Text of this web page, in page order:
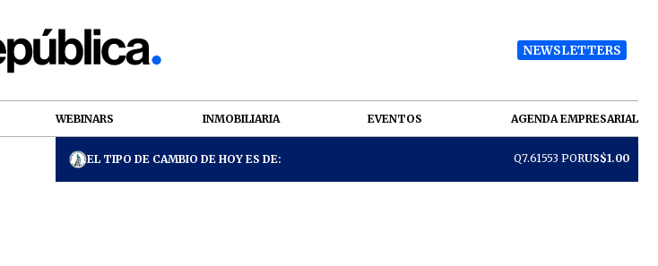
NEWSLETTERS
WEBINARS INMOBILIARIA EVENTOS AGENDA EMPRESARIAL
EL TIPO DE CAMBIO DE HOY ES DE: Q7.61553 PORUS$1.00